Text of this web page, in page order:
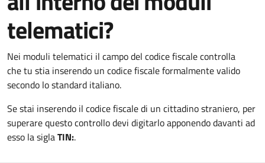
telematici?
Nei moduli telematici il campo del codice fiscale controlla
che tu stia inserendo un codice fiscale formalmente valido
secondo lo standard italiano.
Se stai inserendo il codice fiscale di un cittadino straniero, per
superare questo controllo devi digitarlo apponendo davanti ad
esso la siglaTIN:.